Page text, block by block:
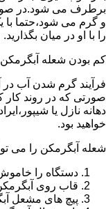
برطرف می شود.در
و گرم می شود،حتما با
را با او در میان بگذارید.
کم بودن شعله آبگرمکن
فرآیند گرم شدن آب
صورتی که در روند
دهانه نازل یا
خواهید بود.
شعله آبگرمکن را می
دستگاه را
قاب روی آبگرمکن
پیچ های مشعل